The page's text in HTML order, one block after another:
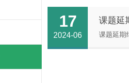
17
2024-06
课题延
课题延期